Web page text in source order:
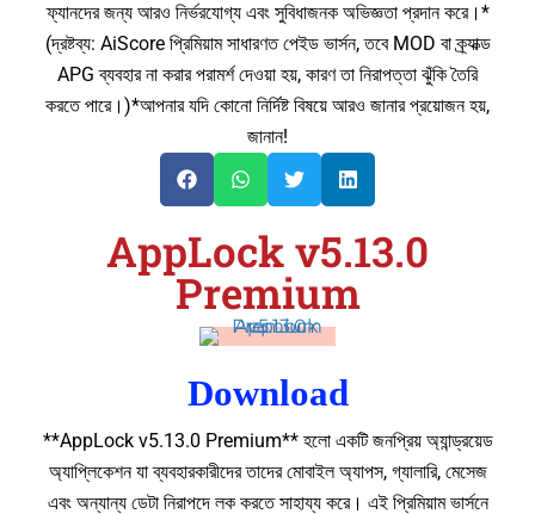
ফ্যানদের জন্য আরও নির্ভরযোগ্য এবং সুবিধাজনক অভিজ্ঞতা প্রদান করে।*
(দ্রষ্টব্য: AiScore প্রিমিয়াম সাধারণত পেইড ভার্সন, তবে MOD বা ক্র্যাক্ড
APG ব্যবহার না করার পরামর্শ দেওয়া হয়, কারণ তা নিরাপত্তা ঝুঁকি তৈরি
করতে পারে।)*আপনার যদি কোনো নির্দিষ্ট বিষয়ে আরও জানার প্রয়োজন হয়,
জানান!
AppLock v5.13.0
Premium
Download
**AppLock v5.13.0 Premium** হলো একটি জনপ্রিয় অ্যান্ড্রয়েড
অ্যাপ্লিকেশন যা ব্যবহারকারীদের তাদের মোবাইল অ্যাপস, গ্যালারি, মেসেজ
এবং অন্যান্য ডেটা নিরাপদে লক করতে সাহায্য করে। এই প্রিমিয়াম ভার্সনে